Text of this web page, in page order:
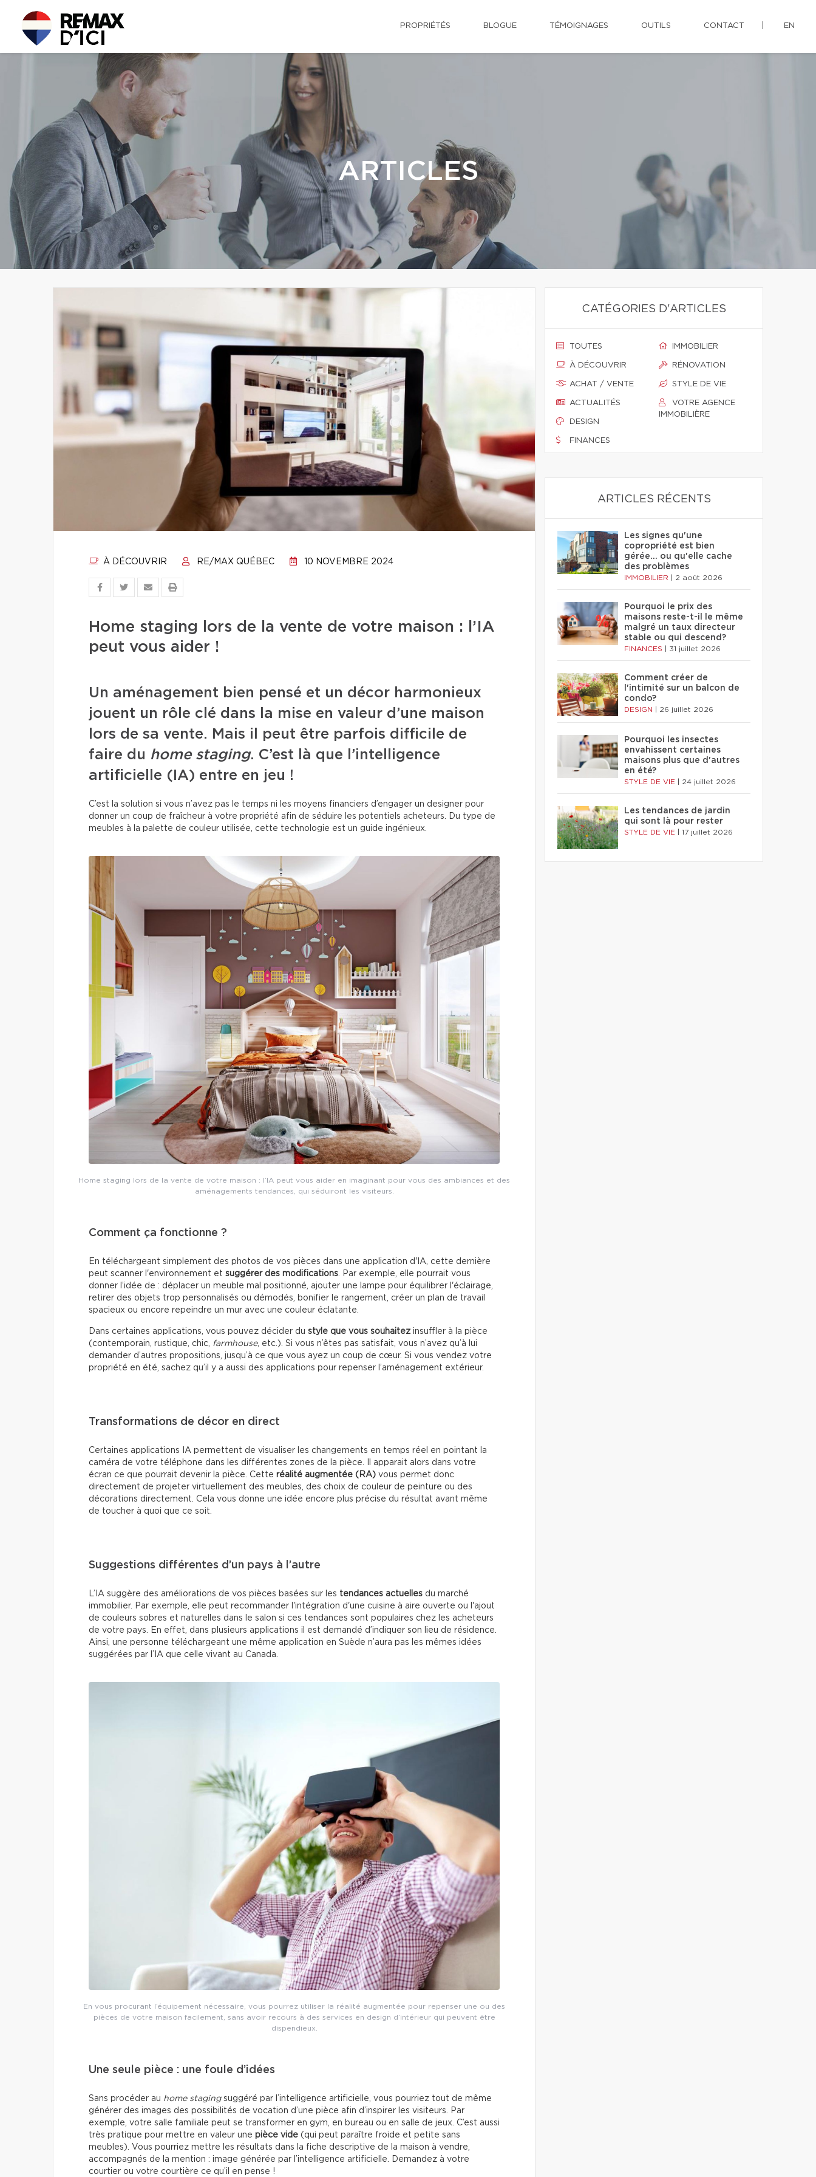
PROPRIÉTÉS BLOGUE TÉMOIGNAGES OUTILS CONTACT EN
ARTICLES
À DÉCOUVRIR RE/MAX QUÉBEC 10 NOVEMBRE 2024
Home staging lors de la vente de votre maison : l’IA
peut vous aider !
Un aménagement bien pensé et un décor harmonieux
jouent un rôle clé dans la mise en valeur d’une maison
lors de sa vente. Mais il peut être parfois difficile de
faire du home staging. C’est là que l’intelligence
artificielle (IA) entre en jeu !
C’est la solution si vous n’avez pas le temps ni les moyens financiers d’engager un designer pour
donner un coup de fraîcheur à votre propriété afin de séduire les potentiels acheteurs. Du type de
meubles à la palette de couleur utilisée, cette technologie est un guide ingénieux.
Home staging lors de la vente de votre maison : l’IA peut vous aider en imaginant pour vous des ambiances et des
aménagements tendances, qui séduiront les visiteurs.
Comment ça fonctionne ?
En téléchargeant simplement des photos de vos pièces dans une application d'IA, cette dernière
peut scanner l'environnement et suggérer des modifications. Par exemple, elle pourrait vous
donner l’idée de : déplacer un meuble mal positionné, ajouter une lampe pour équilibrer l'éclairage,
retirer des objets trop personnalisés ou démodés, bonifier le rangement, créer un plan de travail
spacieux ou encore repeindre un mur avec une couleur éclatante.
Dans certaines applications, vous pouvez décider du style que vous souhaitez insuffler à la pièce
(contemporain, rustique, chic, farmhouse, etc.). Si vous n’êtes pas satisfait, vous n’avez qu’à lui
demander d’autres propositions, jusqu’à ce que vous ayez un coup de cœur. Si vous vendez votre
propriété en été, sachez qu’il y a aussi des applications pour repenser l’aménagement extérieur.
Transformations de décor en direct
Certaines applications IA permettent de visualiser les changements en temps réel en pointant la
caméra de votre téléphone dans les différentes zones de la pièce. Il apparait alors dans votre
écran ce que pourrait devenir la pièce. Cette réalité augmentée (RA) vous permet donc
directement de projeter virtuellement des meubles, des choix de couleur de peinture ou des
décorations directement. Cela vous donne une idée encore plus précise du résultat avant même
de toucher à quoi que ce soit.
Suggestions différentes d’un pays à l’autre
L’IA suggère des améliorations de vos pièces basées sur les tendances actuelles du marché
immobilier. Par exemple, elle peut recommander l'intégration d'une cuisine à aire ouverte ou l'ajout
de couleurs sobres et naturelles dans le salon si ces tendances sont populaires chez les acheteurs
de votre pays. En effet, dans plusieurs applications il est demandé d’indiquer son lieu de résidence.
Ainsi, une personne téléchargeant une même application en Suède n’aura pas les mêmes idées
suggérées par l’IA que celle vivant au Canada.
En vous procurant l’équipement nécessaire, vous pourrez utiliser la réalité augmentée pour repenser une ou des
pièces de votre maison facilement, sans avoir recours à des services en design d’intérieur qui peuvent être
dispendieux.
Une seule pièce : une foule d’idées
Sans procéder au home stagingsuggéré par l’intelligence artificielle, vous pourriez tout de même
générer des images des possibilités de vocation d’une pièce afin d’inspirer les visiteurs. Par
exemple, votre salle familiale peut se transformer en gym, en bureau ou en salle de jeux. C’est aussi
très pratique pour mettre en valeur une pièce vide (qui peut paraître froide et petite sans
meubles). Vous pourriez mettre les résultats dans la fiche descriptive de la maison à vendre,
accompagnés de la mention : image générée par l’intelligence artificielle. Demandez à votre
courtier ou votre courtière ce qu’il en pense !
CATÉGORIES D'ARTICLES
TOUTES
À DÉCOUVRIR
ACHAT / VENTE
ACTUALITÉS
DESIGN
FINANCES
IMMOBILIER
RÉNOVATION
STYLE DE VIE
IMMOBILIÈRE
ARTICLES RÉCENTS
Les signes qu'une
copropriété est bien
gérée… ou qu'elle cache
des problèmes
IMMOBILIER 2 août 2026
Pourquoi le prix des
maisons reste-t-il le même
malgré un taux directeur
stable ou qui descend?
FINANCES 31 juillet 2026
Comment créer de
l'intimité sur un balcon de
condo?
DESIGN 26 juillet 2026
Pourquoi les insectes
envahissent certaines
maisons plus que d'autres
en été?
STYLE DE VIE 24 juillet 2026
Les tendances de jardin
qui sont là pour rester
STYLE DE VIE 17 juillet 2026